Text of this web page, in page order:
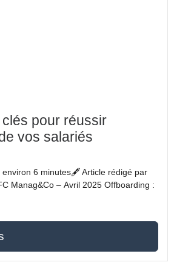
pour réussir
vos salariés
6 minutes🖋️ Article rédigé par
Manag&Co – Avril 2025 Offboarding :